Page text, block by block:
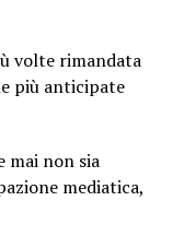
volte rimandata
più anticipate
mai non sia
mediatica,